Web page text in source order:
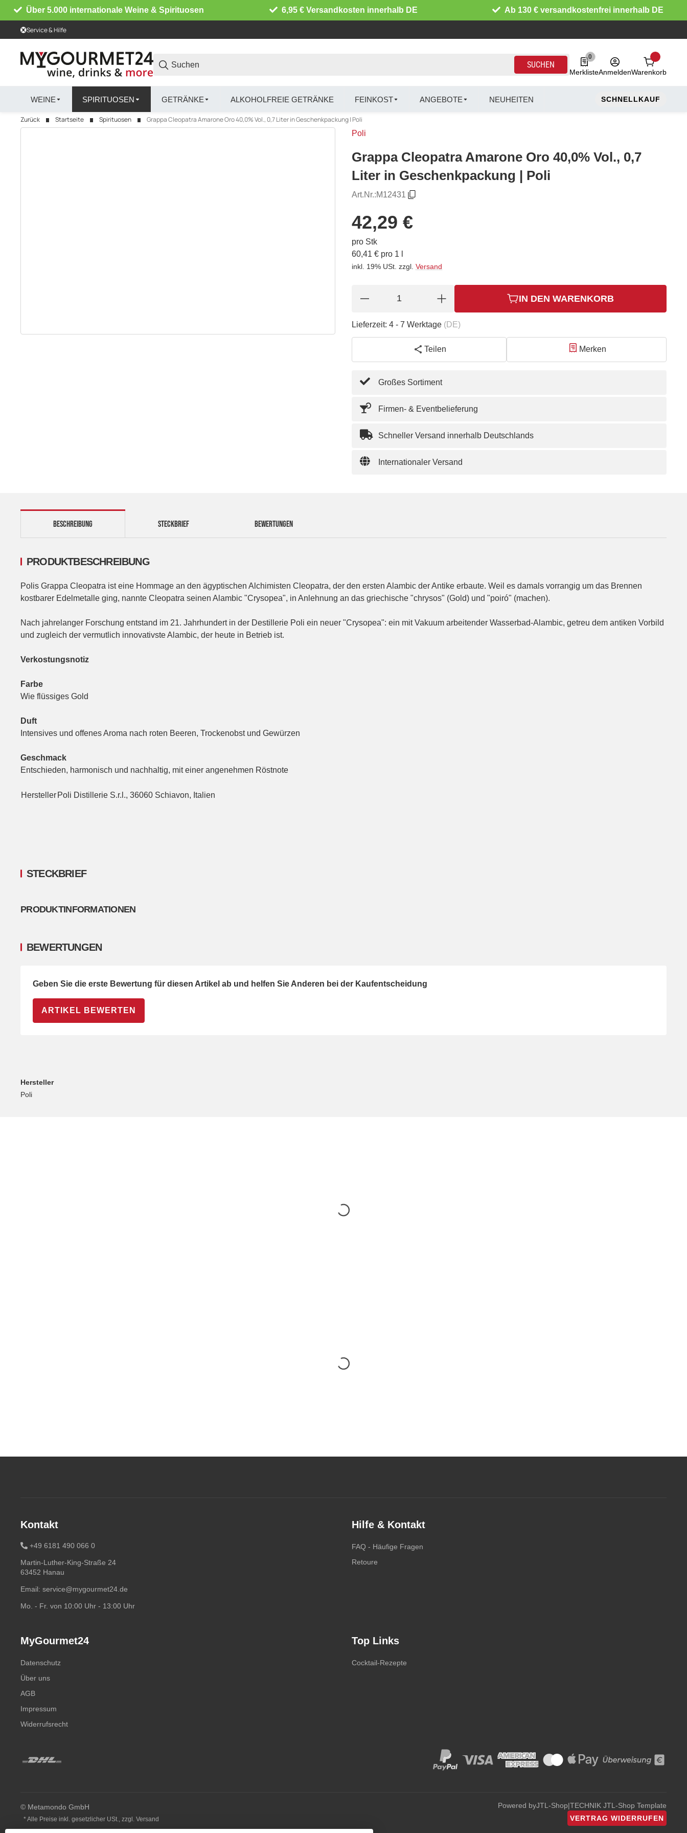
Über 5.000 internationale Weine & Spirituosen 6,95 € Versandkosten innerhalb DE Ab 130 € versandkostenfrei innerhalb DE
Service & Hilfe
SUCHEN
0
0 Produkte in der Liste
MerklisteAnmeldenWarenkorb
WEINE SPIRITUOSEN GETRÄNKE ALKOHOLFREIE GETRÄNKE FEINKOST ANGEBOTE NEUHEITEN SCHNELLKAUF
Zurück Startseite Spirituosen
Grappa Cleopatra Amarone Oro 40,0% Vol., 0,7 Liter in Geschenkpackung | Poli
Poli
Grappa Cleopatra Amarone Oro 40,0% Vol., 0,7
Liter in Geschenkpackung | Poli
Art.Nr.:M12431
42,29 €
pro Stk
60,41 € pro 1 l
inkl. 19% USt. zzgl. Versand
IN DEN WARENKORB
Lieferzeit: 4 - 7 Werktage (DE)
Teilen Merken
Großes Sortiment
Firmen- & Eventbelieferung
Schneller Versand innerhalb Deutschlands
Internationaler Versand
STECKBRIEF
BESCHREIBUNG BEWERTUNGEN
STECKBRIEF
PRODUKTINFORMATIONEN
PRODUKTBESCHREIBUNG
Polis Grappa Cleopatra ist eine Hommage an den ägyptischen Alchimisten Cleopatra, der den ersten Alambic der Antike erbaute. Weil es damals vorrangig um das Brennen
kostbarer Edelmetalle ging, nannte Cleopatra seinen Alambic "Crysopea", in Anlehnung an das griechische "chrysos" (Gold) und "poiró" (machen).
Nach jahrelanger Forschung entstand im 21. Jahrhundert in der Destillerie Poli ein neuer "Crysopea": ein mit Vakuum arbeitender Wasserbad-Alambic, getreu dem antiken Vorbild
und zugleich der vermutlich innovativste Alambic, der heute in Betrieb ist.
Verkostungsnotiz
Farbe
Wie flüssiges Gold
Duft
Intensives und offenes Aroma nach roten Beeren, Trockenobst und Gewürzen
Geschmack
Entschieden, harmonisch und nachhaltig, mit einer angenehmen Röstnote
Hersteller Poli Distillerie S.r.l., 36060 Schiavon, Italien
BEWERTUNGEN
Geben Sie die erste Bewertung für diesen Artikel ab und helfen Sie Anderen bei der Kaufentscheidung
ARTIKEL BEWERTEN
Hersteller
Poli
Kontakt
+49 6181 490 066 0
Martin-Luther-King-Straße 24
63452 Hanau
Email: service@mygourmet24.de
Mo. - Fr. von 10:00 Uhr - 13:00 Uhr
Hilfe & Kontakt
FAQ - Häufige Fragen
Retoure
MyGourmet24
Datenschutz
Über uns
AGB
Impressum
Widerrufsrecht
Top Links
Cocktail-Rezepte
© Metamondo GmbH
* Alle Preise inkl. gesetzlicher USt., zzgl. Versand
Powered byJTL-Shop|TECHNIK JTL-Shop Template
VERTRAG WIDERRUFEN